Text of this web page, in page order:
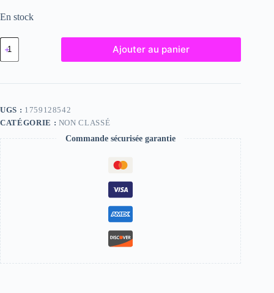
En stock
quantité
de
Jane,
2024
x
20
Ajouter au panier
UGS : 1759128542
CATÉGORIE : NON CLASSÉ
Commande sécurisée garantie